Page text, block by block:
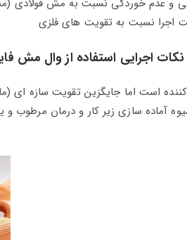
اجرا نسبت به تقویت‌ های فلزی
اجرایی استفاده از وال مش
است اما جایگزین تقویت سازه‌ ای
آماده‌ سازی زیر کار و درمان